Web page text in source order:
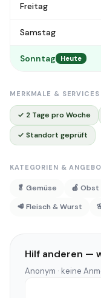
Freitag
Samstag
Sonntag Heute
MERKMALE & SERVICES
✓ 2 Tage pro Woche
✓ Standort geprüft
KATEGORIEN &
🥬 Gemüse 🍎 Obst
🥩 Fleisch & Wurst
Hilf anderen —
Anonym · keine